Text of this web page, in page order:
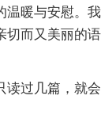
温暖与安慰。我
切而又美丽的语
读过几篇，就会